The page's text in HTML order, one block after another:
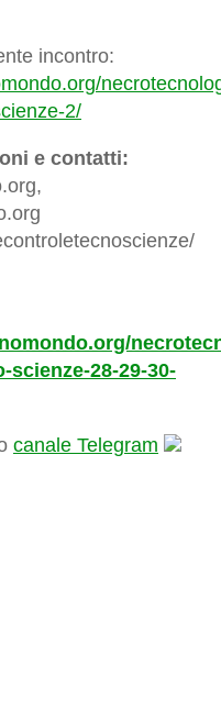
incontro:
2/
e contatti:
28-29-30-
canale Telegram